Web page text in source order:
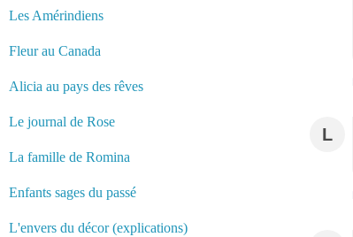
Les Amérindiens
Fleur au Canada
Alicia au pays des rêves
Le journal de Rose
La famille de Romina
Enfants sages du passé
L'envers du décor (explications)
L